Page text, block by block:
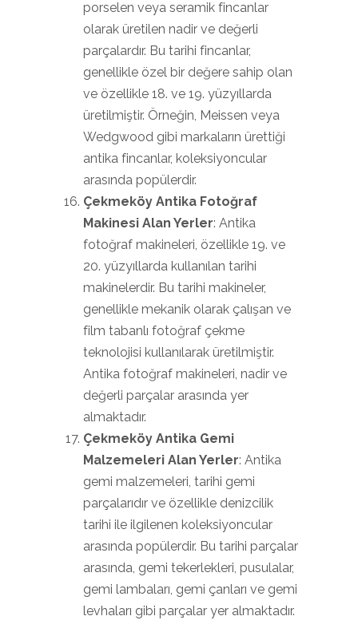
porselen veya seramik fincanlar
olarak üretilen nadir ve değerli
parçalardır. Bu tarihi fincanlar,
genellikle özel bir değere sahip olan
ve özellikle 18. ve 19. yüzyıllarda
üretilmiştir. Örneğin, Meissen veya
Wedgwood gibi markaların ürettiği
antika fincanlar, koleksiyoncular
arasında popülerdir.
Çekmeköy Antika Fotoğraf
Makinesi Alan Yerler: Antika
fotoğraf makineleri, özellikle 19. ve
20. yüzyıllarda kullanılan tarihi
makinelerdir. Bu tarihi makineler,
genellikle mekanik olarak çalışan ve
film tabanlı fotoğraf çekme
teknolojisi kullanılarak üretilmiştir.
Antika fotoğraf makineleri, nadir ve
değerli parçalar arasında yer
almaktadır.
Çekmeköy Antika Gemi
Malzemeleri Alan Yerler: Antika
gemi malzemeleri, tarihi gemi
parçalarıdır ve özellikle denizcilik
tarihi ile ilgilenen koleksiyoncular
arasında popülerdir. Bu tarihi parçalar
arasında, gemi tekerlekleri, pusulalar,
gemi lambaları, gemi çanları ve gemi
levhaları gibi parçalar yer almaktadır.